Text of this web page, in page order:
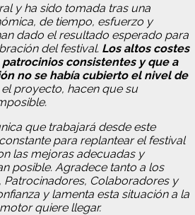
y ha sido tomada tras una
de tiempo, esfuerzo y
dado el resultado esperado para
del festival. Los altos costes
consistentes y que a
no se había cubierto el nivel de
proyecto, hacen que su
que trabajará desde este
para replantear el festival
las mejoras adecuadas y
posible. Agradece tanto a los
Patrocinadores, Colaboradores y
y lamenta esta situación a la
quiere llegar.